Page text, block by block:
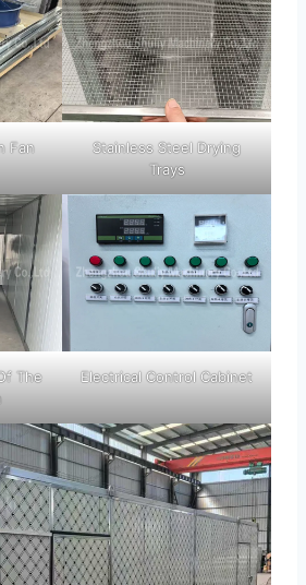
Stainless Steel Drying
Trays
Fan
Electrical Control Cabinet
The